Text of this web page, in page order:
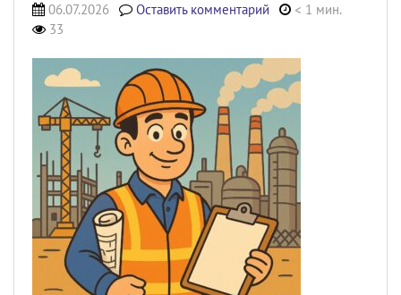
06.07.2026 Оставить комментарий
< 1 мин.
33